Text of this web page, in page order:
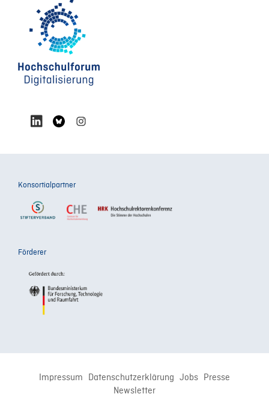
Konsortialpartner
Förderer
Impressum Datenschutzerklärung Jobs Presse
Newsletter